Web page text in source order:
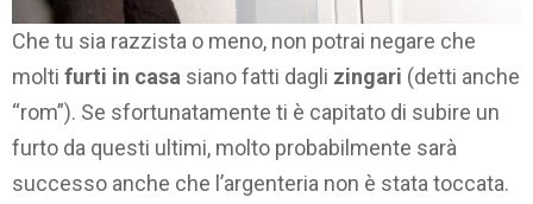
Che tu sia razzista o meno, non potrai negare che
molti furti in casa siano fatti dagli zingari (detti anche
“rom”). Se sfortunatamente ti è capitato di subire un
furto da questi ultimi, molto probabilmente sarà
successo anche che l’argenteria non è stata toccata.